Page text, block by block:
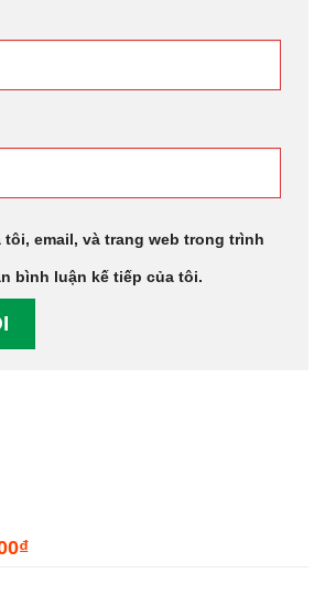
tôi, email, và trang web trong trình
bình luận kế tiếp của tôi.
₫